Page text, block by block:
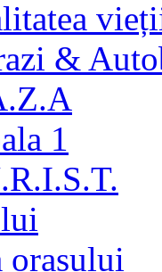
&
1
orasului